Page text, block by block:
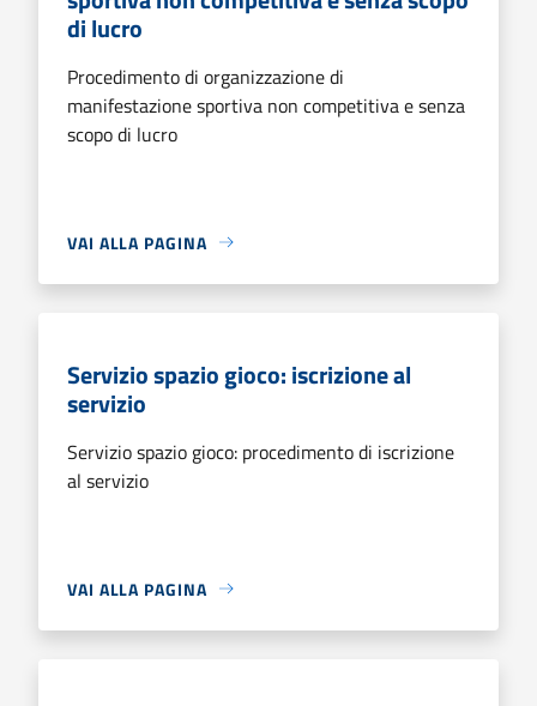
di lucro
Procedimento di organizzazione di
manifestazione sportiva non competitiva e senza
scopo di lucro
VAI ALLA PAGINA
Servizio spazio gioco: iscrizione al
servizio
Servizio spazio gioco: procedimento di iscrizione
al servizio
VAI ALLA PAGINA